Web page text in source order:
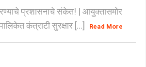
प्रशासनाचे संकेत! | आयुक्तासमोर
कंत्राटी सुरक्षार [...]
Read More